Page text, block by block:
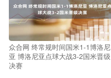
众合网 终常规时间国米1-1博洛尼
亚 博洛尼亚点球大战3-2国米晋级
决赛